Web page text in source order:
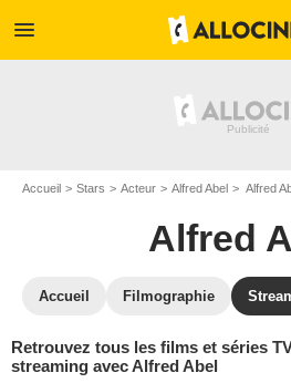
menu
Accueil Stars Acteur Alfred Abel Alfred
Alfred
Accueil Filmographie
Retrouvez tous les films et séries
streaming avec Alfred Abel